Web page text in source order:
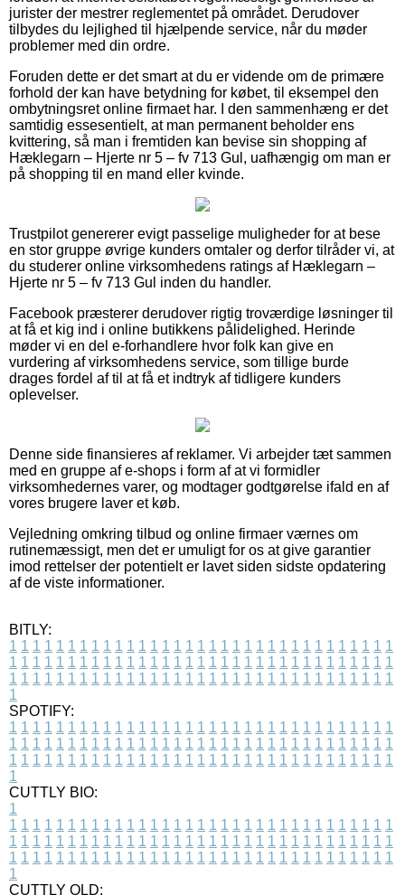
jurister der mestrer reglementet på området. Derudover
tilbydes du lejlighed til hjælpende service, når du møder
problemer med din ordre.
Foruden dette er det smart at du er vidende om de primære
forhold der kan have betydning for købet, til eksempel den
ombytningsret online firmaet har. I den sammenhæng er det
samtidig essesentielt, at man permanent beholder ens
kvittering, så man i fremtiden kan bevise sin shopping af
Hæklegarn – Hjerte nr 5 – fv 713 Gul, uafhængig om man er
på shopping til en mand eller kvinde.
Trustpilot genererer evigt passelige muligheder for at bese
en stor gruppe øvrige kunders omtaler og derfor tilråder vi, at
du studerer online virksomhedens ratings af Hæklegarn –
Hjerte nr 5 – fv 713 Gul inden du handler.
Facebook præsterer derudover rigtig troværdige løsninger til
at få et kig ind i online butikkens pålidelighed. Herinde
møder vi en del e-forhandlere hvor folk kan give en
vurdering af virksomhedens service, som tillige burde
drages fordel af til at få et indtryk af tidligere kunders
oplevelser.
Denne side finansieres af reklamer. Vi arbejder tæt sammen
med en gruppe af e-shops i form af at vi formidler
virksomhedernes varer, og modtager godtgørelse ifald en af
vores brugere laver et køb.
Vejledning omkring tilbud og online firmaer værnes om
rutinemæssigt, men det er umuligt for os at give garantier
imod rettelser der potentielt er lavet siden sidste opdatering
af de viste informationer.
BITLY:
1 1 1 1 1 1 1 1 1 1 1 1 1 1 1 1 1 1 1 1 1 1 1 1 1 1 1 1 1 1 1 1 1
1 1 1 1 1 1 1 1 1 1 1 1 1 1 1 1 1 1 1 1 1 1 1 1 1 1 1 1 1 1 1 1 1
1 1 1 1 1 1 1 1 1 1 1 1 1 1 1 1 1 1 1 1 1 1 1 1 1 1 1 1 1 1 1 1 1
1
SPOTIFY:
1 1 1 1 1 1 1 1 1 1 1 1 1 1 1 1 1 1 1 1 1 1 1 1 1 1 1 1 1 1 1 1 1
1 1 1 1 1 1 1 1 1 1 1 1 1 1 1 1 1 1 1 1 1 1 1 1 1 1 1 1 1 1 1 1 1
1 1 1 1 1 1 1 1 1 1 1 1 1 1 1 1 1 1 1 1 1 1 1 1 1 1 1 1 1 1 1 1 1
1
CUTTLY BIO:
1
1 1 1 1 1 1 1 1 1 1 1 1 1 1 1 1 1 1 1 1 1 1 1 1 1 1 1 1 1 1 1 1 1
1 1 1 1 1 1 1 1 1 1 1 1 1 1 1 1 1 1 1 1 1 1 1 1 1 1 1 1 1 1 1 1 1
1 1 1 1 1 1 1 1 1 1 1 1 1 1 1 1 1 1 1 1 1 1 1 1 1 1 1 1 1 1 1 1 1
1
CUTTLY OLD: